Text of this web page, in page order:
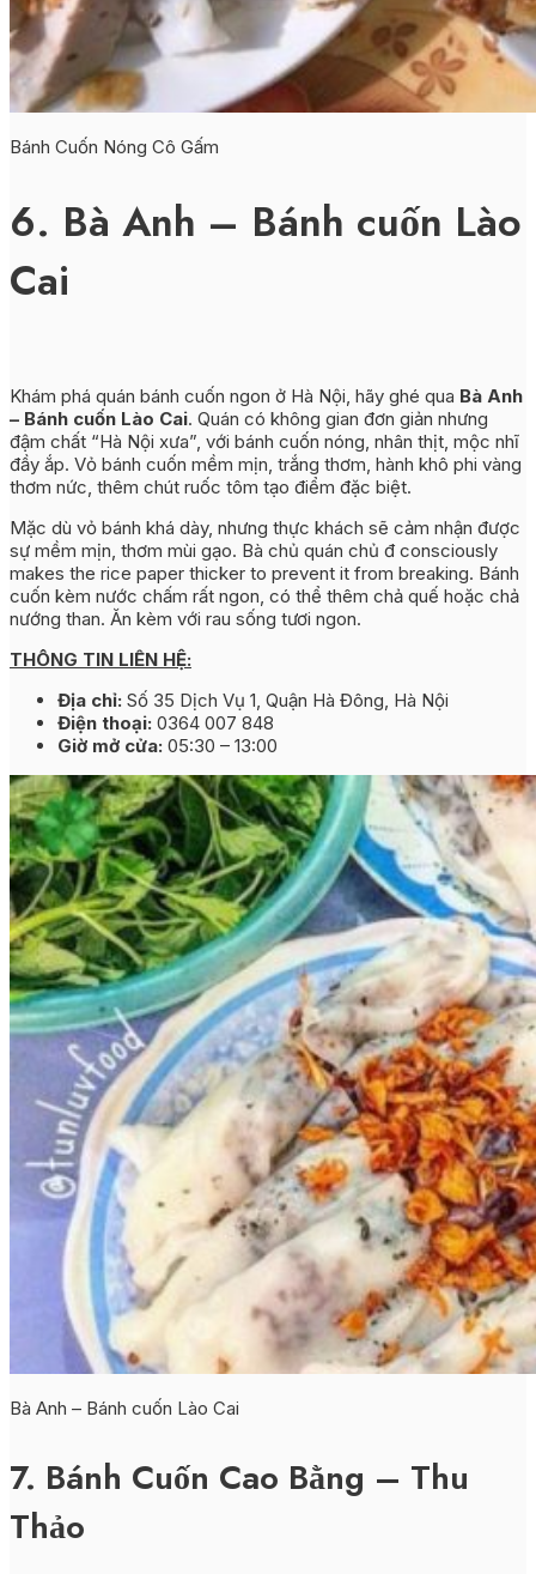
Bánh Cuốn Nóng Cô Gấm
6. Bà Anh – Bánh cuốn Lào
Cai
Khám phá quán bánh cuốn ngon ở Hà Nội, hãy ghé qua Bà Anh
– Bánh cuốn Lào Cai. Quán có không gian đơn giản nhưng
đậm chất “Hà Nội xưa”, với bánh cuốn nóng, nhân thịt, mộc nhĩ
đầy ắp. Vỏ bánh cuốn mềm mịn, trắng thơm, hành khô phi vàng
thơm nức, thêm chút ruốc tôm tạo điểm đặc biệt.
Mặc dù vỏ bánh khá dày, nhưng thực khách sẽ cảm nhận được
sự mềm mịn, thơm mùi gạo. Bà chủ quán chủ đ consciously
makes the rice paper thicker to prevent it from breaking. Bánh
cuốn kèm nước chấm rất ngon, có thể thêm chả quế hoặc chả
nướng than. Ăn kèm với rau sống tươi ngon.
THÔNG TIN LIÊN HỆ:
Địa chỉ: Số 35 Dịch Vụ 1, Quận Hà Đông, Hà Nội
Điện thoại: 0364 007 848
Giờ mở cửa: 05:30 – 13:00
Bà Anh – Bánh cuốn Lào Cai
7. Bánh Cuốn Cao Bằng – Thu
Thảo